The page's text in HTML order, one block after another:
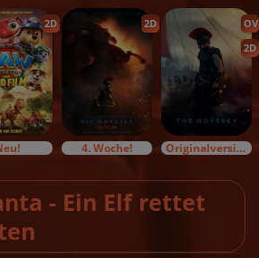
2D 2D
4. Woche!
OV
2D
Originalversion
- Ein Elf rettet